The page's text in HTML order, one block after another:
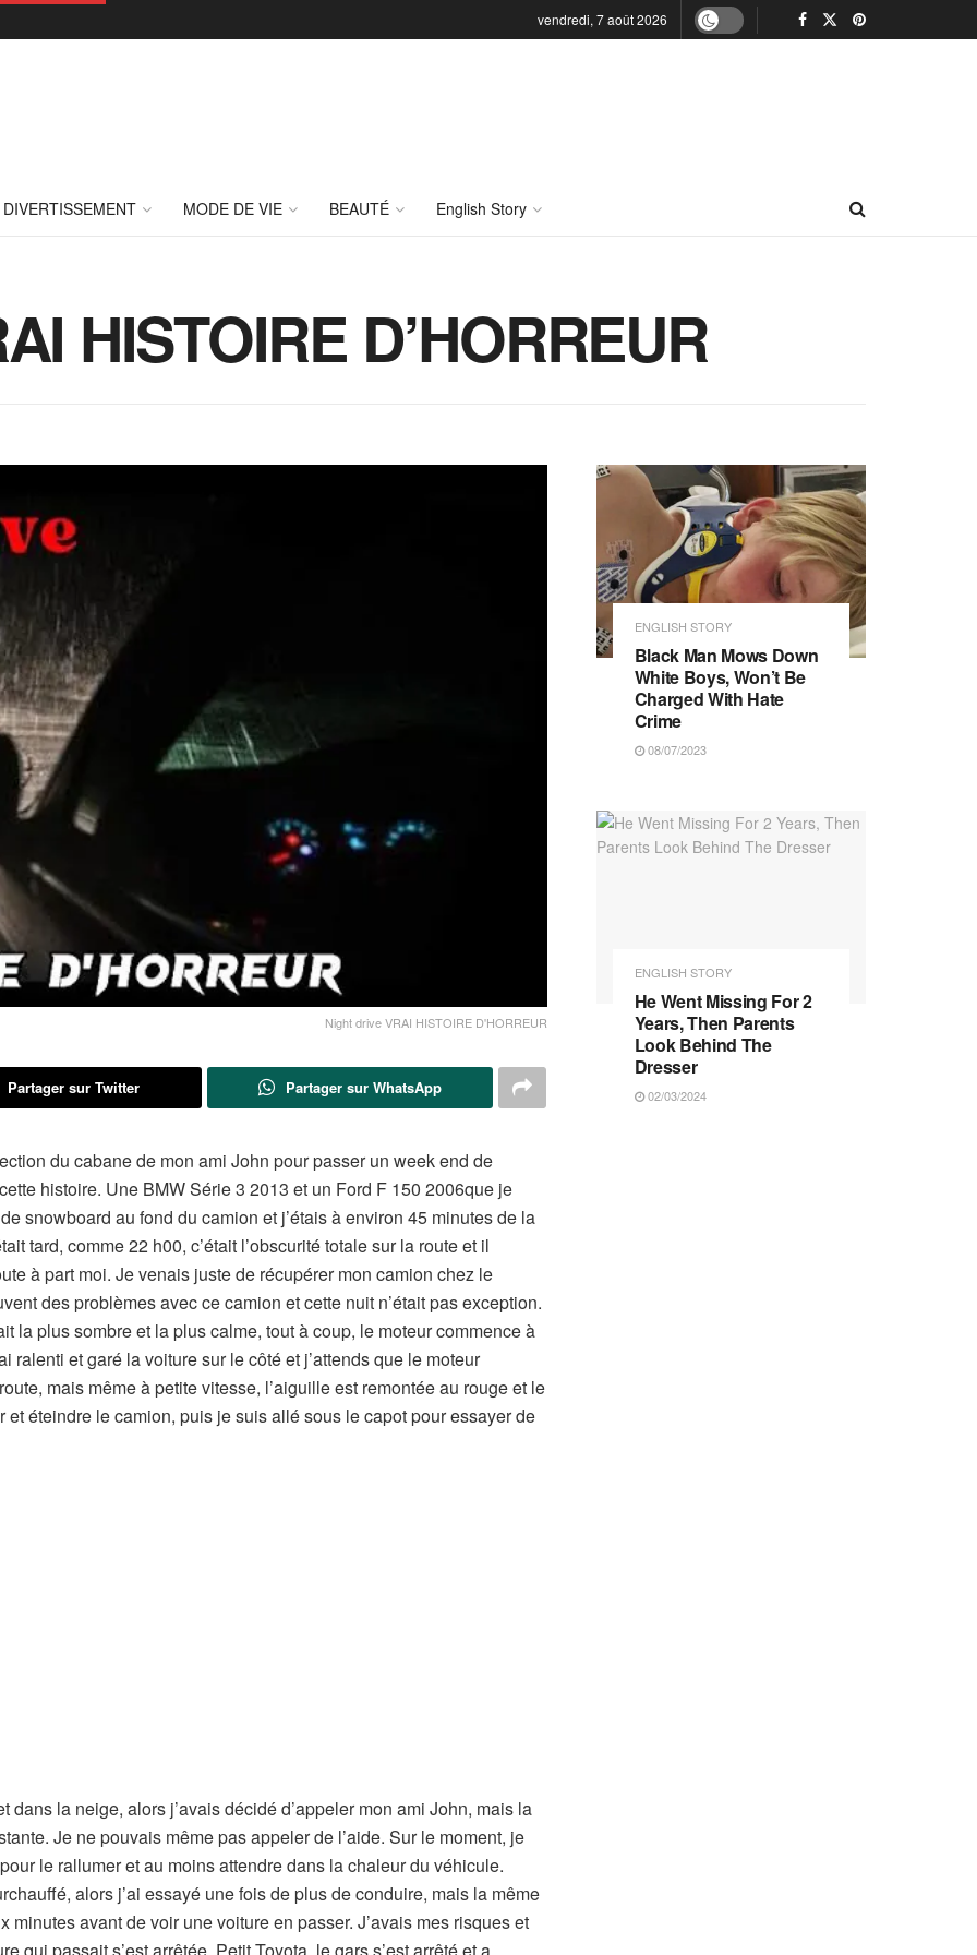
vendredi, 7 août 2026
DIVERTISSEMENT MODE DE VIE BEAUTÉ English Story
HISTOIRE D’HORREUR
Night drive VRAI HISTOIRE D'HORREUR
Partager sur Twitter Partager sur WhatsApp
du cabane de mon ami John pour passer un week end de
histoire. Une BMW Série 3 2013 et un Ford F 150 2006que je
snowboard au fond du camion et j’étais à environ 45 minutes de la
tard, comme 22 h00, c’était l’obscurité totale sur la route et il
à part moi. Je venais juste de récupérer mon camion chez le
des problèmes avec ce camion et cette nuit n’était pas exception.
la plus sombre et la plus calme, tout à coup, le moteur commence à
ralenti et garé la voiture sur le côté et j’attends que le moteur
mais même à petite vitesse, l’aiguille est remontée au rouge et le
et éteindre le camion, puis je suis allé sous le capot pour essayer de
la neige, alors j’avais décidé d’appeler mon ami John, mais la
Je ne pouvais même pas appeler de l’aide. Sur le moment, je
le rallumer et au moins attendre dans la chaleur du véhicule.
alors j’ai essayé une fois de plus de conduire, mais la même
minutes avant de voir une voiture en passer. J’avais mes risques et
qui passait s’est arrêtée. Petit Toyota, le gars s’est arrêté et a
ENGLISH STORY
Black Man Mows Down
White Boys, Won’t Be
Charged With Hate
Crime
08/07/2023
ENGLISH STORY
He Went Missing For 2
Years, Then Parents
Look Behind The
Dresser
02/03/2024